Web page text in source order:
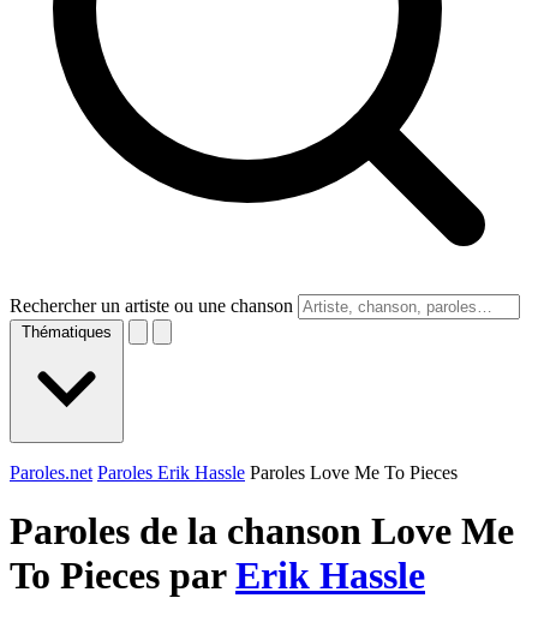
Rechercher un artiste ou une chanson
Thématiques
Paroles.net Paroles Erik Hassle Paroles Love Me To Pieces
Paroles de la chanson Love Me
To Pieces parErik Hassle